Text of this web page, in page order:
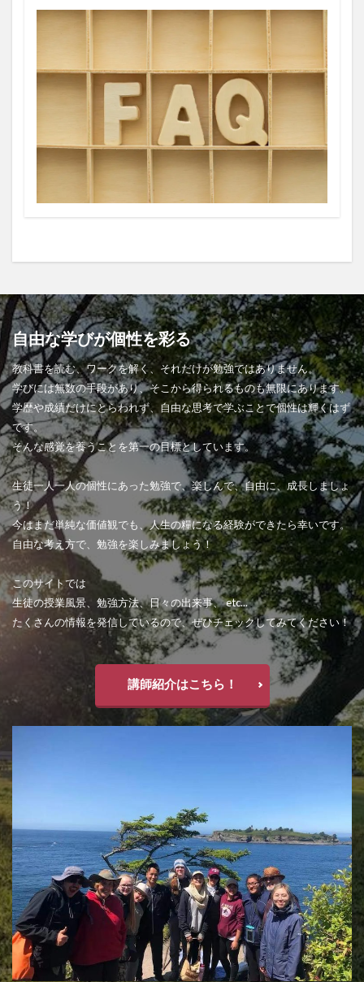
自由な学びが個性を彩る
教科書を読む、ワークを解く、それだけが勉強ではありません。
学びには無数の手段があり、そこから得られるものも無限にあります。
学歴や成績だけにとらわれず、自由な思考で学ぶことで個性は輝くはず
です。
そんな感覚を養うことを第一の目標としています。
生徒一人一人の個性にあった勉強で、楽しんで、自由に、成長しましょ
う！
今はまだ単純な価値観でも、人生の糧になる経験ができたら幸いです。
自由な考え方で、勉強を楽しみましょう！
このサイトでは
生徒の授業風景、勉強方法、日々の出来事、 etc...
たくさんの情報を発信しているので、ぜひチェックしてみてください！
講師紹介はこちら！